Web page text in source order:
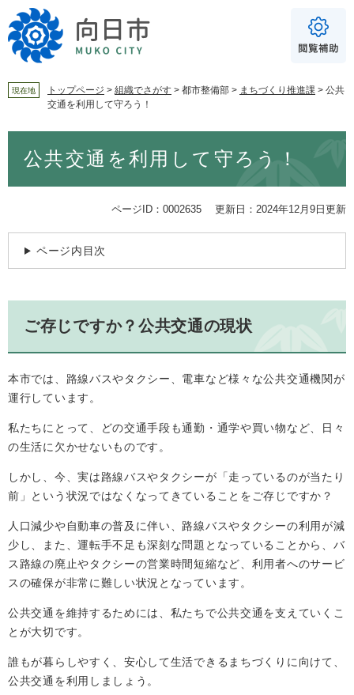
ー
ジ
ニ
ュ
へ
For Foreigners
音声読み上げ
読み上げ 読み上げ設定
あり
文字サイズ 標準 拡大
現在地 トップページ > 組織でさがす > 都市整備部 > まちづくり推進課 > 公共
交通を利用して守ろう！
公共交通を利用して守ろう！
ページID：0002635 更新日：2024年12月9日更新
ページ内目次
ご存じですか？公共交通の現状
本市では、路線バスやタクシー、電車など様々な公共交通機関が
運行しています。
私たちにとって、どの交通手段も通勤・通学や買い物など、日々
の生活に欠かせないものです。
しかし、今、実は路線バスやタクシーが「走っているのが当たり
前」という状況ではなくなってきていることをご存じですか？
人口減少や自動車の普及に伴い、路線バスやタクシーの利用が減
少し、また、運転手不足も深刻な問題となっていることから、バ
ス路線の廃止やタクシーの営業時間短縮など、利用者へのサービ
スの確保が非常に難しい状況となっています。
公共交通を維持するためには、私たちで公共交通を支えていくこ
とが大切です。
誰もが暮らしやすく、安心して生活できるまちづくりに向けて、
公共交通を利用しましょう。